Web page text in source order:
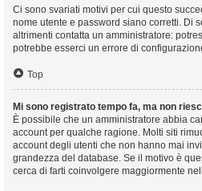
Ci sono svariati motivi per cui questo
nome utente e password siano corretti. Di
altrimenti contatta un amministratore:
potrebbe esserci un errore di
Top
Mi sono registrato tempo fa, ma non
È possibile che un amministratore abbia
account per qualche ragione. Molti siti
account degli utenti che non hanno mai
grandezza del database. Se il motivo è
cerca di farti coinvolgere maggiormente